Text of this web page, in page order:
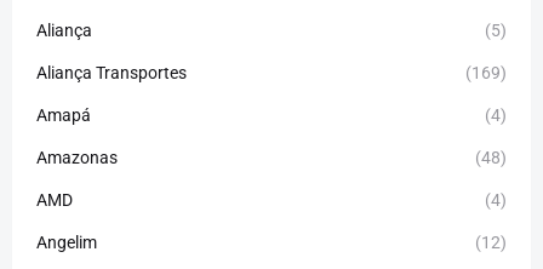
Aliança (5)
Aliança Transportes (169)
Amapá (4)
Amazonas (48)
AMD (4)
Angelim (12)